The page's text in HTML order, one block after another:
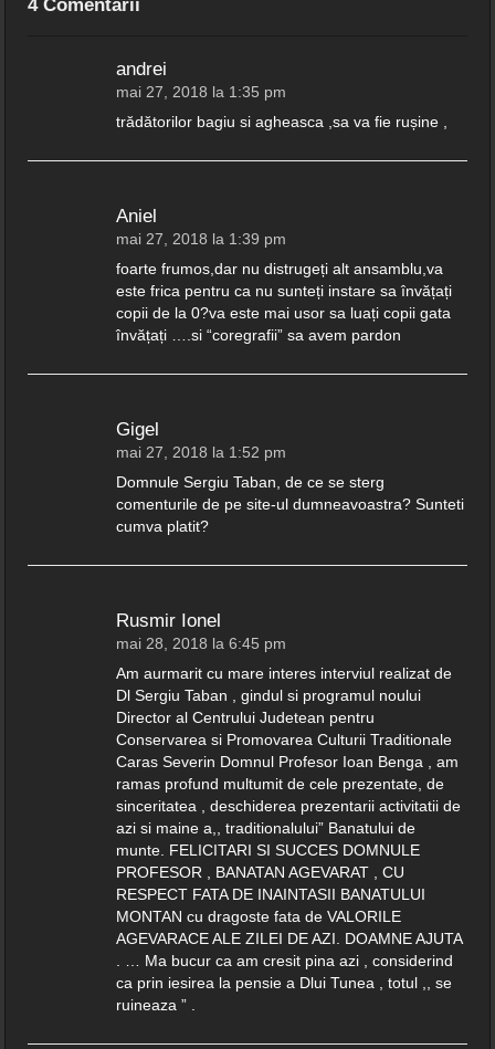
4 Comentarii
andrei
mai 27, 2018 la 1:35 pm
trădătorilor bagiu si agheasca ,sa va fie rușine ,
Aniel
mai 27, 2018 la 1:39 pm
foarte frumos,dar nu distrugeți alt ansamblu,va
este frica pentru ca nu sunteți instare sa învățați
copii de la 0?va este mai usor sa luați copii gata
învățați ….si “coregrafii” sa avem pardon
Gigel
mai 27, 2018 la 1:52 pm
Domnule Sergiu Taban, de ce se sterg
comenturile de pe site-ul dumneavoastra? Sunteti
cumva platit?
Rusmir Ionel
mai 28, 2018 la 6:45 pm
Am aurmarit cu mare interes interviul realizat de
Dl Sergiu Taban , gindul si programul noului
Director al Centrului Judetean pentru
Conservarea si Promovarea Culturii Traditionale
Caras Severin Domnul Profesor Ioan Benga , am
ramas profund multumit de cele prezentate, de
sinceritatea , deschiderea prezentarii activitatii de
azi si maine a,, traditionalului” Banatului de
munte. FELICITARI SI SUCCES DOMNULE
PROFESOR , BANATAN AGEVARAT , CU
RESPECT FATA DE INAINTASII BANATULUI
MONTAN cu dragoste fata de VALORILE
AGEVARACE ALE ZILEI DE AZI. DOAMNE AJUTA
. … Ma bucur ca am cresit pina azi , considerind
ca prin iesirea la pensie a Dlui Tunea , totul ,, se
ruineaza ” .